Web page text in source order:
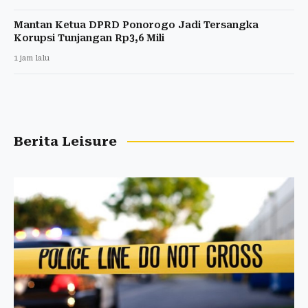
Mantan Ketua DPRD Ponorogo Jadi Tersangka
Korupsi Tunjangan Rp3,6 Mili
1 jam lalu
Berita Leisure